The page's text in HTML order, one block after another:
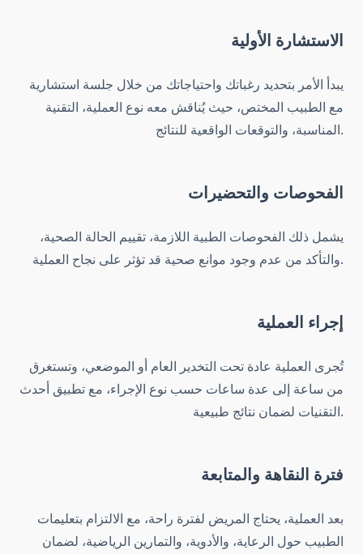
الاستشارة الأولية
يبدأ الأمر بتحديد رغباتك واحتياجاتك من خلال جلسة استشارية
مع الطبيب المختص، حيث يُناقش معه نوع العملية، التقنية
المناسبة، والتوقعات الواقعية للنتائج.
الفحوصات والتحضيرات
يشمل ذلك الفحوصات الطبية اللازمة، تقييم الحالة الصحية،
والتأكد من عدم وجود موانع صحية قد تؤثر على نجاح العملية.
إجراء العملية
تُجرى العملية عادة تحت التخدير العام أو الموضعي، وتستغرق
من ساعة إلى عدة ساعات حسب نوع الإجراء، مع تطبيق أحدث
التقنيات لضمان نتائج طبيعية.
فترة النقاهة والمتابعة
بعد العملية، يحتاج المريض لفترة راحة، مع الالتزام بتعليمات
الطبيب حول الرعاية، والأدوية، والتمارين الرياضية، لضمان